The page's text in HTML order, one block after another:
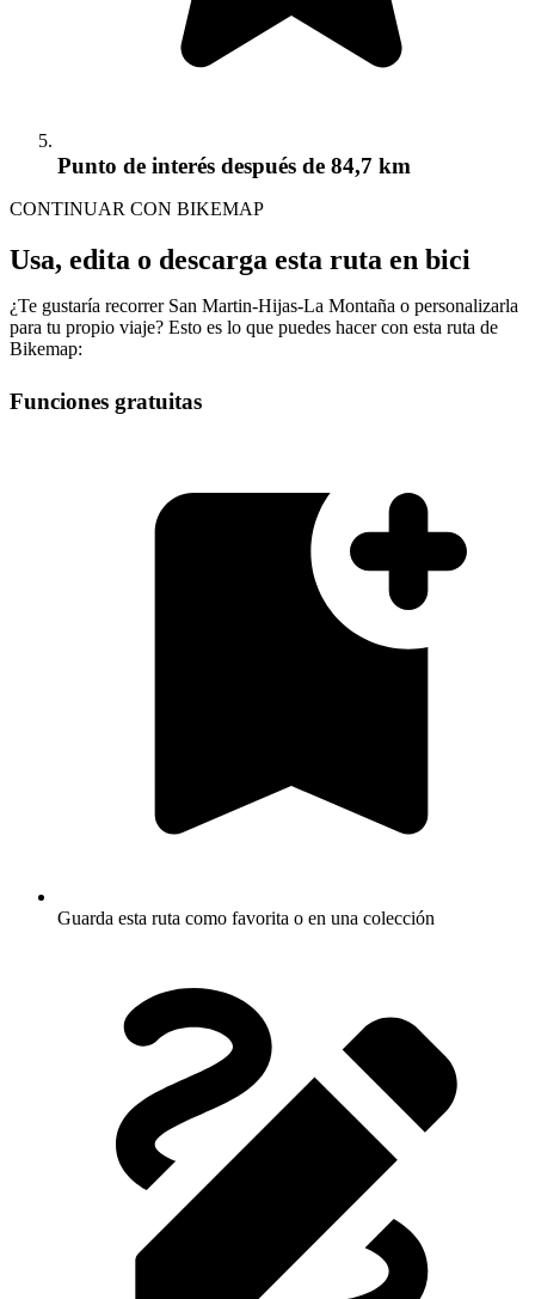
Punto de interés después de 84,7 km
CONTINUAR CON BIKEMAP
Usa, edita o descarga esta ruta en bici
¿Te gustaría recorrer San Martin-Hijas-La Montaña o personalizarla
para tu propio viaje? Esto es lo que puedes hacer con esta ruta de
Bikemap:
Funciones gratuitas
Guarda esta ruta como favorita o en una colección